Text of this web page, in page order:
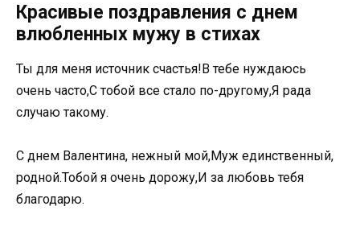
Красивые поздравления с днем
влюбленных мужу в стихах
Ты для меня источник счастья!В тебе нуждаюсь
очень часто,С тобой все стало по-другому,Я рада
случаю такому.
С днем Валентина, нежный мой,Муж единственный,
родной.Тобой я очень дорожу,И за любовь тебя
благодарю.